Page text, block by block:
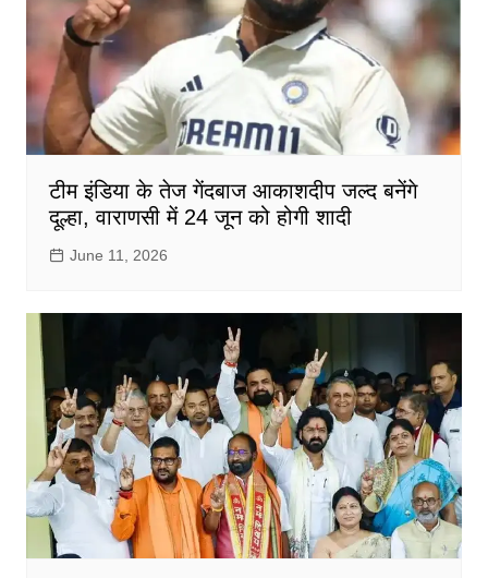
टीम इंडिया के तेज गेंदबाज आकाशदीप जल्द बनेंगे
दूल्हा, वाराणसी में 24 जून को होगी शादी
June 11, 2026